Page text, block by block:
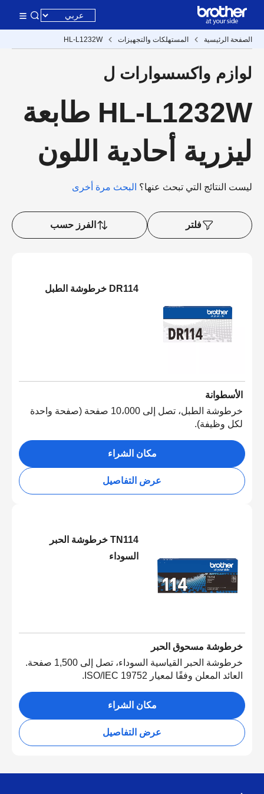
الصفحة الرئيسية المستهلكات والتجهيزات HL-L1232W
لوازم واكسسوارات ل
HL-L1232W طابعة
ليزرية أحادية اللون
ليست النتائج التي تبحث عنها؟البحث مرة أخرى
فلتر الفرز حسب
DR114 خرطوشة الطبل
الأسطوانة
خرطوشة الطبل، تصل إلى 10،000 صفحة (صفحة واحدة
لكل وظيفة).
مكان الشراء
عرض التفاصيل
TN114 خرطوشة الحبر
السوداء
خرطوشة مسحوق الحبر
خرطوشة الحبر القياسية السوداء، تصل إلى 1,500 صفحة.
العائد المعلن وفقًا لمعيار ISO/IEC 19752.
مكان الشراء
عرض التفاصيل